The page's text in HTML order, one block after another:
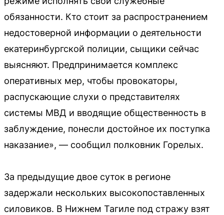
обязанности. Кто стоит за распространением
недостоверной информации о деятельности
екатеринбургской полиции, сыщики сейчас
выясняют. Предпринимается комплекс
оперативных мер, чтобы провокаторы,
распускающие слухи о представителях
системы МВД и вводящие общественность в
заблуждение, понесли достойное их поступка
наказание», — сообщил полковник Горелых.
За предыдущие двое суток в регионе
задержали нескольких высокопоставленных
силовиков. В Нижнем Тагиле под стражу взят